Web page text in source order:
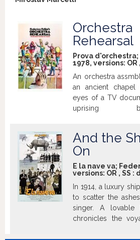
Orchestra
Rehearsal
Prova
1978, versions: OR ,
An orchestra
an ancient chapel
eyes of a TV
uprising
And the
On
E la nave va;
versions: OR , SS :
In 1914, a luxury
to scatter the
singer. A lovable
chronicles the